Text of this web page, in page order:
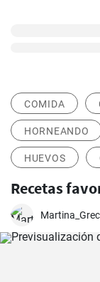
COMIDA
HORNEANDO
HUEVOS
Recetas